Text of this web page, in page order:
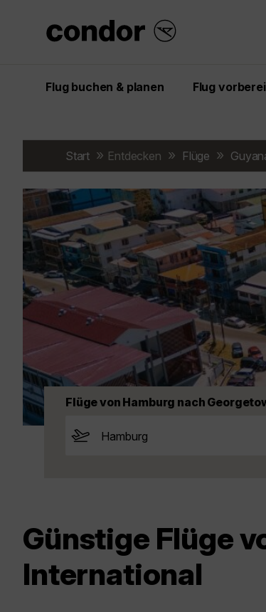
Flug buchen & planen Flug
Start Entdecken Flüge
Flüge von Hamburg nach
Günstige Flüge
International